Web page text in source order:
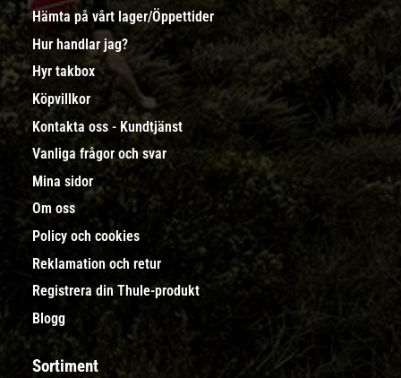
Hämta på vårt lager/Öppettider
Hur handlar jag?
Hyr takbox
Köpvillkor
Kontakta oss - Kundtjänst
Vanliga frågor och svar
Mina sidor
Om oss
Policy och cookies
Reklamation och retur
Registrera din Thule-produkt
Blogg
Sortiment